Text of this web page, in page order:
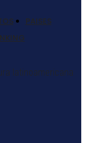
PAISES
latinoamericana